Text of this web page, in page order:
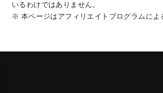
いるわけではありません。
※ 本ページはアフィリエイトプログラムによ